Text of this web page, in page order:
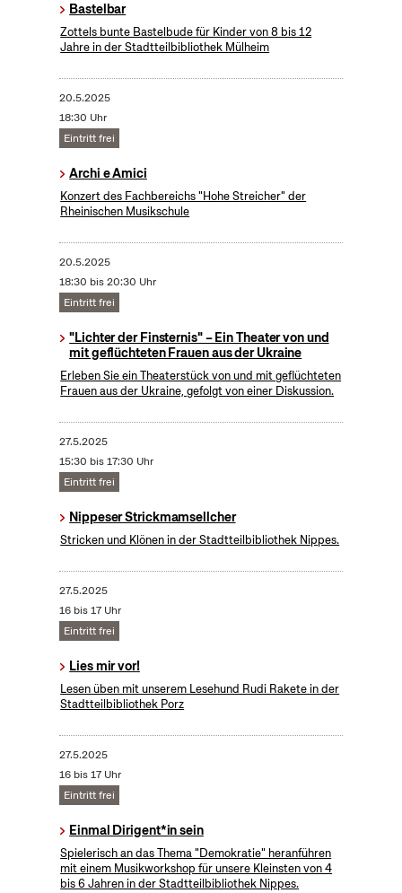
Bastelbar
Zottels bunte Bastelbude für Kinder von 8 bis 12
Jahre in der Stadtteilbibliothek Mülheim
20.5.2025
18:30 Uhr
Eintritt frei
Archi e Amici
Konzert des Fachbereichs "Hohe Streicher" der
Rheinischen Musikschule
20.5.2025
18:30 bis 20:30 Uhr
Eintritt frei
"Lichter der Finsternis" – Ein Theater von und
mit geflüchteten Frauen aus der Ukraine
Erleben Sie ein Theaterstück von und mit geflüchteten
Frauen aus der Ukraine, gefolgt von einer Diskussion.
27.5.2025
15:30 bis 17:30 Uhr
Eintritt frei
Nippeser Strickmamsellcher
Stricken und Klönen in der Stadtteilbibliothek Nippes.
27.5.2025
16 bis 17 Uhr
Eintritt frei
Lies mir vor!
Lesen üben mit unserem Lesehund Rudi Rakete in der
Stadtteilbibliothek Porz
27.5.2025
16 bis 17 Uhr
Eintritt frei
Einmal Dirigent*in sein
Spielerisch an das Thema "Demokratie" heranführen
mit einem Musikworkshop für unsere Kleinsten von 4
bis 6 Jahren in der Stadtteilbibliothek Nippes.